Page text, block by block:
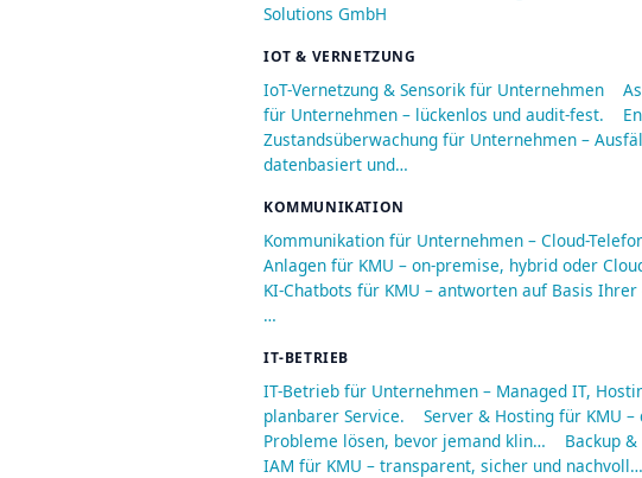
Solutions GmbH
IOT & VERNETZUNG
IoT-Vernetzung & Sensorik für Unternehmen
für Unternehmen – lückenlos und audit-fest.
Zustandsüberwachung für Unternehmen –
datenbasiert und…
KOMMUNIKATION
Kommunikation für Unternehmen – Cloud-
Anlagen für KMU – on-premise, hybrid oder
KI-Chatbots für KMU – antworten auf Basis
…
IT-BETRIEB
IT-Betrieb für Unternehmen – Managed IT,
planbarer Service.
Server & Hosting für KMU
Probleme lösen, bevor jemand klin…
Backup
IAM für KMU – transparent, sicher und nachvoll…